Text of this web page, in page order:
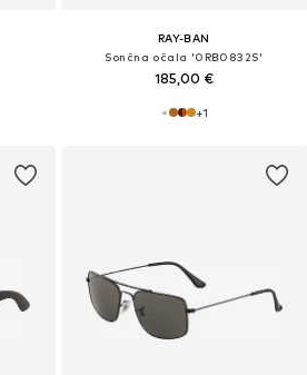
RAY-BAN
Sončna očala '0RB0832S'
185,00 €
+1